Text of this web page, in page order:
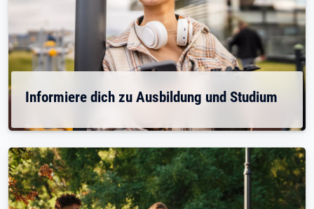
Informiere dich zu Ausbildung und Studium